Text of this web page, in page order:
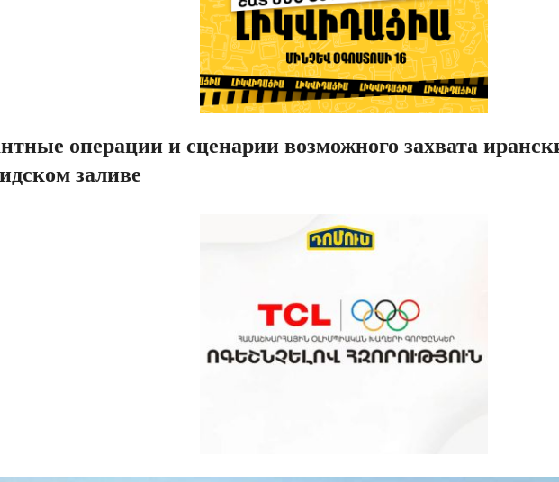
операции и сценарии возможного захвата
заливе